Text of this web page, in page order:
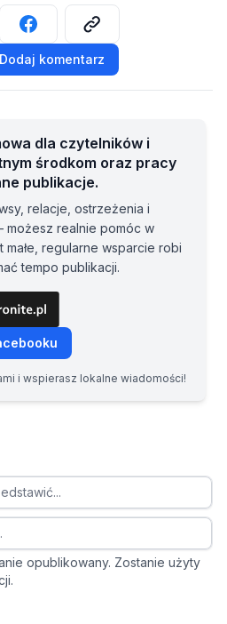
Dodaj komentarz
dla czytelników i
środkom oraz pracy
publikacje.
relacje, ostrzeżenia i
możesz realnie pomóc w
małe, regularne wsparcie robi
tempo publikacji.
i wspierasz lokalne wiadomości!
opublikowany. Zostanie użyty